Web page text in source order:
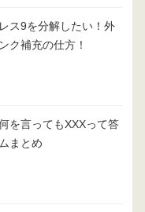
ス9を分解したい！外
ク補充の仕方！
を言ってもXXXって答
まとめ